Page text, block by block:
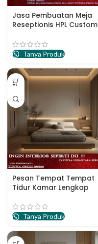
Jasa Pembuatan Meja
Reseptionis HPL Custom
Tanya Produk
Pesan Tempat Tempat
Tidur Kamar Lengkap
Tanya Produk